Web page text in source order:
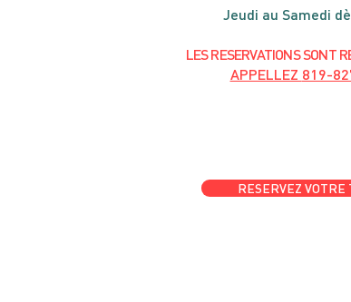
Jeudi au Samedi
LES RESERVATIONSSONT R
APPELLEZ 819-
RESERVEZ VOTRE